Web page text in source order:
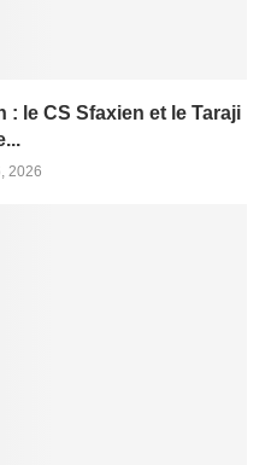
le CS Sfaxien et le Taraji
2026